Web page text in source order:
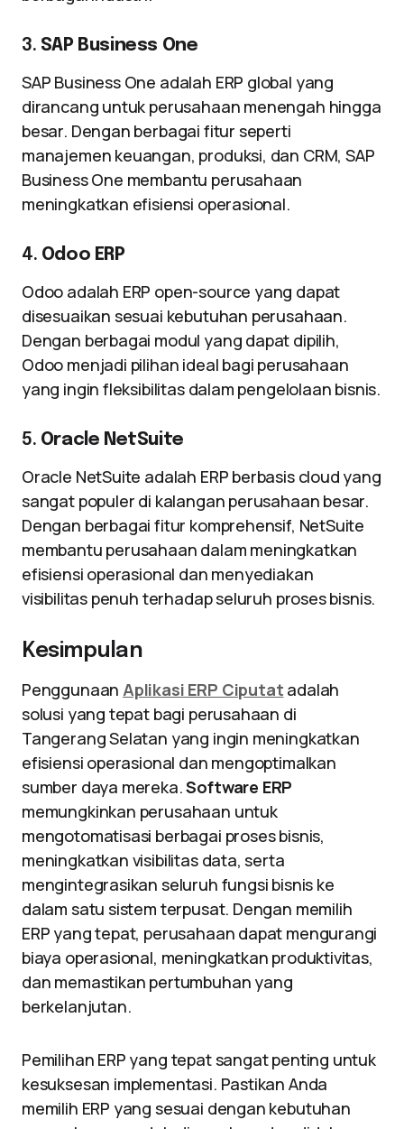
3. SAP Business One
SAP Business One adalah ERP global yang
dirancang untuk perusahaan menengah hingga
besar. Dengan berbagai fitur seperti
manajemen keuangan, produksi, dan CRM, SAP
Business One membantu perusahaan
meningkatkan efisiensi operasional.
4. Odoo ERP
Odoo adalah ERP open-source yang dapat
disesuaikan sesuai kebutuhan perusahaan.
Dengan berbagai modul yang dapat dipilih,
Odoo menjadi pilihan ideal bagi perusahaan
yang ingin fleksibilitas dalam pengelolaan bisnis.
5. Oracle NetSuite
Oracle NetSuite adalah ERP berbasis cloud yang
sangat populer di kalangan perusahaan besar.
Dengan berbagai fitur komprehensif, NetSuite
membantu perusahaan dalam meningkatkan
efisiensi operasional dan menyediakan
visibilitas penuh terhadap seluruh proses bisnis.
Kesimpulan
Penggunaan Aplikasi ERP Ciputat adalah
solusi yang tepat bagi perusahaan di
Tangerang Selatan yang ingin meningkatkan
efisiensi operasional dan mengoptimalkan
sumber daya mereka.Software ERP
memungkinkan perusahaan untuk
mengotomatisasi berbagai proses bisnis,
meningkatkan visibilitas data, serta
mengintegrasikan seluruh fungsi bisnis ke
dalam satu sistem terpusat. Dengan memilih
ERP yang tepat, perusahaan dapat mengurangi
biaya operasional, meningkatkan produktivitas,
dan memastikan pertumbuhan yang
berkelanjutan.
Pemilihan ERP yang tepat sangat penting untuk
kesuksesan implementasi. Pastikan Anda
memilih ERP yang sesuai dengan kebutuhan